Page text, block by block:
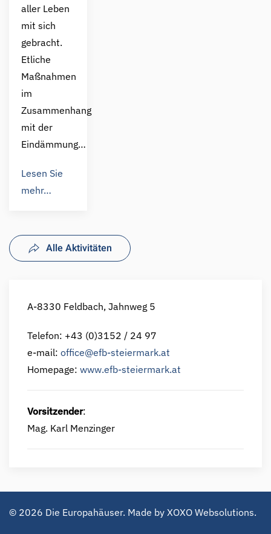
aller Leben
mit sich
gebracht.
Etliche
Maßnahmen
im
Zusammenhang
mit der
Eindämmung…
Lesen Sie
mehr…
Alle Aktivitäten
A-8330 Feldbach, Jahnweg 5
Telefon: +43 (0)3152 / 24 97
e-mail: office@efb-steiermark.at
Homepage: www.efb-steiermark.at
Vorsitzender:
Mag. Karl Menzinger
© 2026 Die Europahäuser. Made by XOXO Websolutions.